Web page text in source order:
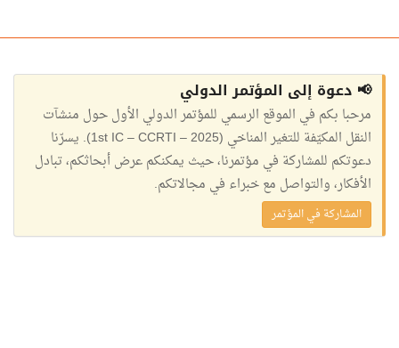
📢 دعوة إلى المؤتمر الدولي
مرحبا بكم في الموقع الرسمي للمؤتمر الدولي الأول حول منشآت
النقل المكيّفة للتغير المناخي (1st IC – CCRTI – 2025). يسرّنا
دعوتكم للمشاركة في مؤتمرنا، حيث يمكنكم عرض أبحاثكم، تبادل
الأفكار، والتواصل مع خبراء في مجالاتكم.
المشاركة في المؤتمر